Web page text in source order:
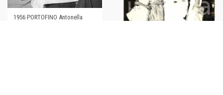
1956 PORTOFINO Antonella